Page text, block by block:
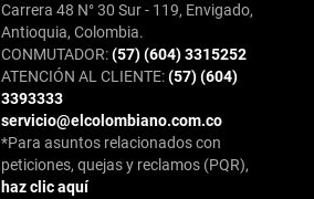
Carrera 48 N° 30 Sur - 119, Envigado,
Antioquia, Colombia.
CONMUTADOR:(57) (604) 3315252
ATENCIÓN AL CLIENTE:(57) (604)
3393333
servicio@elcolombiano.com.co
*Para asuntos relacionados con
peticiones, quejas y reclamos (PQR),
haz clic aquí